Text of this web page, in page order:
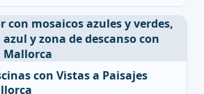
con Vistas a Paisajes